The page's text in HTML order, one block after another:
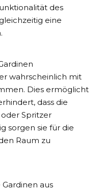
des
eine
wahrscheinlich mit
Dies ermöglicht
dass die
Spritzer
sorgen sie für die
Raum zu
aus